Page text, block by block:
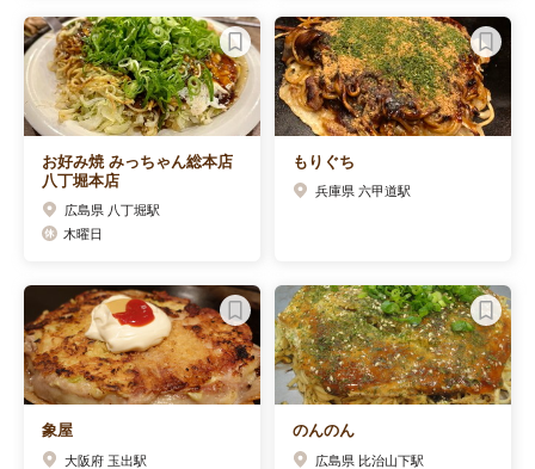
お好み焼 みっちゃん総本店
八丁堀本店
広島県 八丁堀駅
木曜日
もりぐち
兵庫県 六甲道駅
象屋
大阪府 玉出駅
のんのん
広島県 比治山下駅